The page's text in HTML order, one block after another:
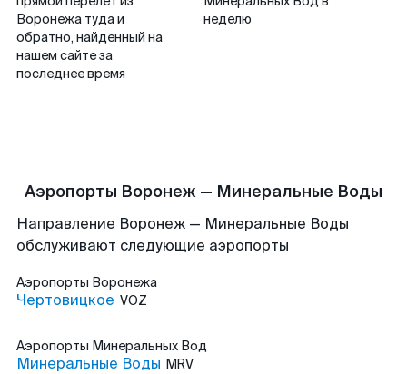
Воронежа туда и
обратно, найденный на
нашем сайте за
последнее время
неделю
Аэропорты Воронеж — Минеральные Воды
Направление Воронеж — Минеральные Воды
обслуживают следующие аэропорты
Аэропорты Воронежа
Чертовицкое VOZ
Аэропорты Минеральных Вод
Минеральные Воды MRV